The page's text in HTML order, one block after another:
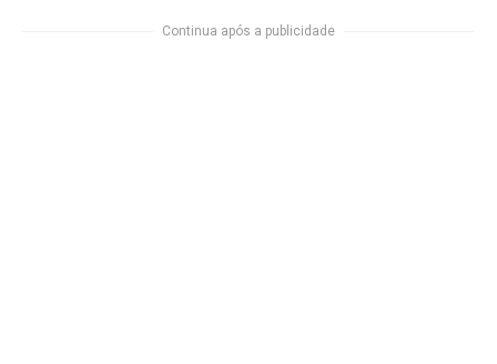
Continua após a publicidade